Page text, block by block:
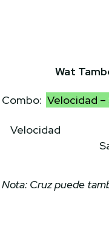
Wat
Combo: Velocidad –
Velocidad
Nota: Cruz puede